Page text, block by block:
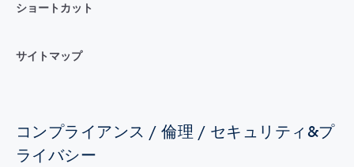
ショートカット
サイトマップ
コンプライアンス / 倫理 / セキュリティ&プ
ライバシー